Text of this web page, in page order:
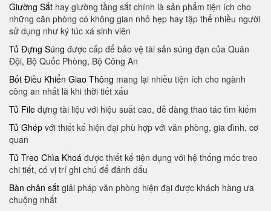
Giường Sắt hay giường tầng sắt chính là sản phẩm tiện ích cho
những căn phòng có không gian nhỏ hẹp hay tập thể nhiều người
sử dụng như ký túc xá sinh viên
Tủ Đựng Súng được cấp để bảo vệ tài sản súng đạn của Quân
Đội, Bộ Quốc Phòng, Bộ Công An
Bốt Điều Khiển Giao Thông mang lại nhiều tiện ích cho ngành
công an nhất là khi thời tiết xấu
Tủ File đựng tài liệu với hiệu suất cao, dễ dàng thao tác tìm kiếm
Tủ Ghép với thiết kế hiện đại phù hợp với văn phòng, gia đình, cơ
quan
Tủ Treo Chìa Khoá được thiết kế tiện dụng với hệ thống móc treo
chi tiết, có vị trí ghi chú để đánh dấu
Bàn chân sắt giải pháp văn phòng hiện đại được khách hàng ưa
chuộng nhất